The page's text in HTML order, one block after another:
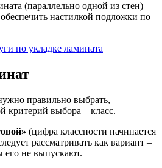
(параллельно одной из стен)
настилкой подложки по
по укладке ламината
правильно выбрать,
критерий выбора – класс.
(цифра классности начинается
рассматривать как вариант –
его не выпускают.